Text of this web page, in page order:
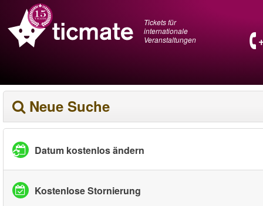
Tickets für
internationale
Veranstaltungen
Neue Suche
Datum kostenlos ändern
Kostenlose Stornierung